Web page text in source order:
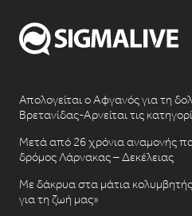
Απολογείται ο Αφγανός για τη
Βρετανίδας-Αρνείται τις
Μετά από 26 χρόνια αναμονής
δρόμος Λάρνακας – Δεκέλειας
Με δάκρυα στα μάτια κολυμβητής
για τη ζωή μας»